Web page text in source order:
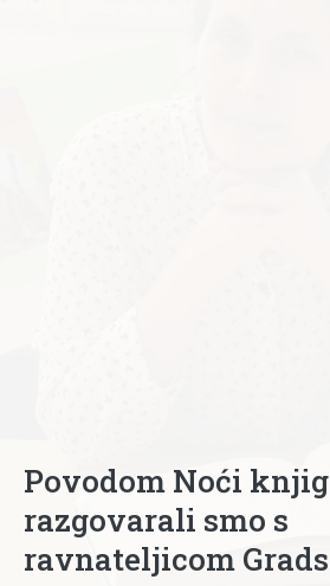
Povodom Noći
razgovarali smo s
ravnateljicom